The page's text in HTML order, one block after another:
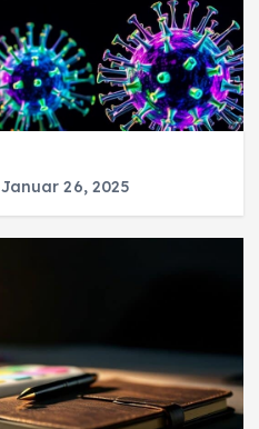
Januar 26, 2025